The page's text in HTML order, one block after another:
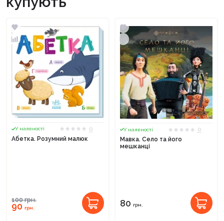
У наявності
0
Абетка. Розумний малюк
100грн.
90 грн.
У наявності
0
Мавка. Село та його
мешканці
80 грн.